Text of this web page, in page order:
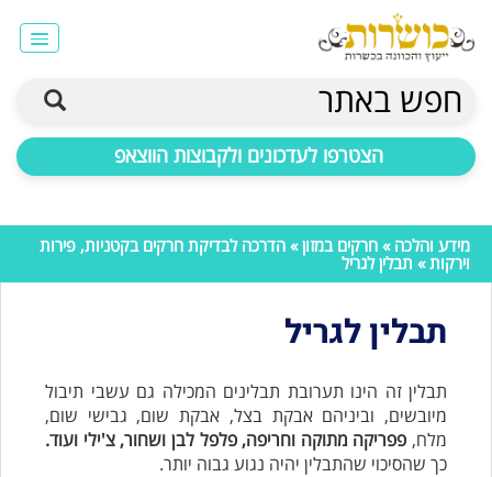
חפש באתר
הצטרפו לעדכונים ולקבוצות הווצאפ
מידע והלכה » חרקים במזון» הדרכה לבדיקת חרקים בקטניות, פירות
וירקות» תבלין לגריל
תבלין לגריל
תבלין זה הינו תערובת תבלינים המכילה גם עשבי תיבול
מיובשים, וביניהם אבקת בצל, אבקת שום, גבישי שום,
מלח, פפריקה מתוקה וחריפה, פלפל לבן ושחור, צ'ילי ועוד.
כך שהסיכוי שהתבלין יהיה נגוע גבוה יותר.